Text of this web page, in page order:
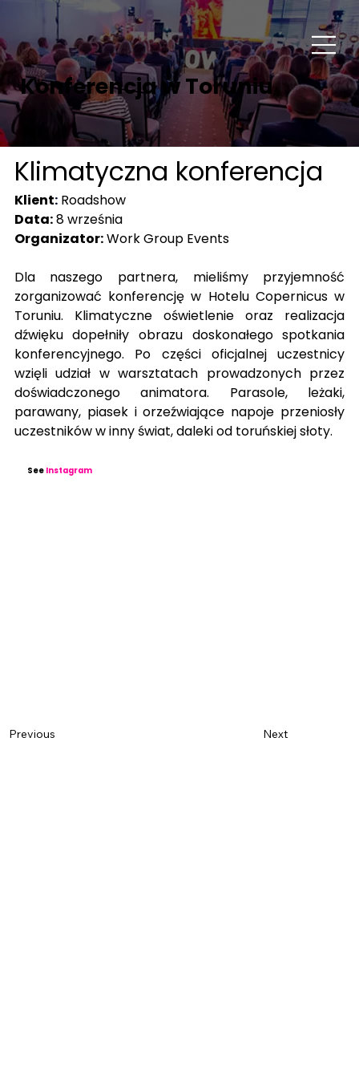
Konferencja w Toruniu
Klimatyczna konferencja
Klient: Roadshow
Data: 8 września
Organizator: Work Group Events
Dla naszego partnera, mieliśmy przyjemność
zorganizować konferencję w Hotelu Copernicus w
Toruniu. Klimatyczne oświetlenie oraz realizacja
dźwięku dopełniły obrazu doskonałego spotkania
konferencyjnego. Po części oficjalnej uczestnicy
wzięli udział w warsztatach prowadzonych przez
doświadczonego animatora. Parasole, leżaki,
parawany, piasek i orzeźwiające napoje przeniosły
uczestników w inny świat, daleki od toruńskiej słoty.
See Instagram
Previous Next